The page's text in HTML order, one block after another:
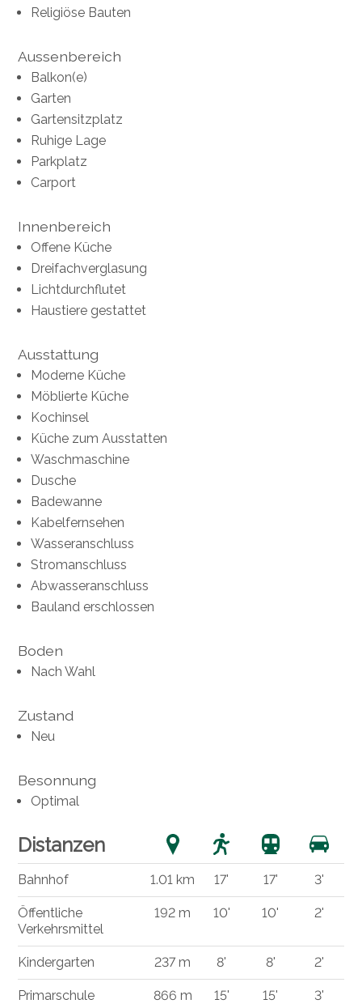
Religiöse Bauten
Aussenbereich
Balkon(e)
Garten
Gartensitzplatz
Ruhige Lage
Parkplatz
Carport
Innenbereich
Offene Küche
Dreifachverglasung
Lichtdurchflutet
Haustiere gestattet
Ausstattung
Moderne Küche
Möblierte Küche
Kochinsel
Küche zum Ausstatten
Waschmaschine
Dusche
Badewanne
Kabelfernsehen
Wasseranschluss
Stromanschluss
Abwasseranschluss
Bauland erschlossen
Boden
Nach Wahl
Zustand
Neu
Besonnung
Optimal
Distanzen
Bahnhof 1.01 km 17' 17' 3'
Öffentliche
Verkehrsmittel
192 m 10' 10' 2'
Kindergarten 237 m 8' 8' 2'
Primarschule 866 m 15' 15' 3'